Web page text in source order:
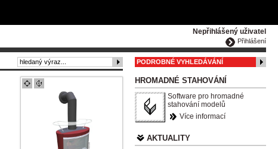
Nepřihlášený uživatel
Přihlášení
PODROBNÉ VYHLEDÁVÁNÍ
HROMADNÉ STAHOVÁNÍ
Software pro hromadné
stahování modelů
Více informací
AKTUALITY